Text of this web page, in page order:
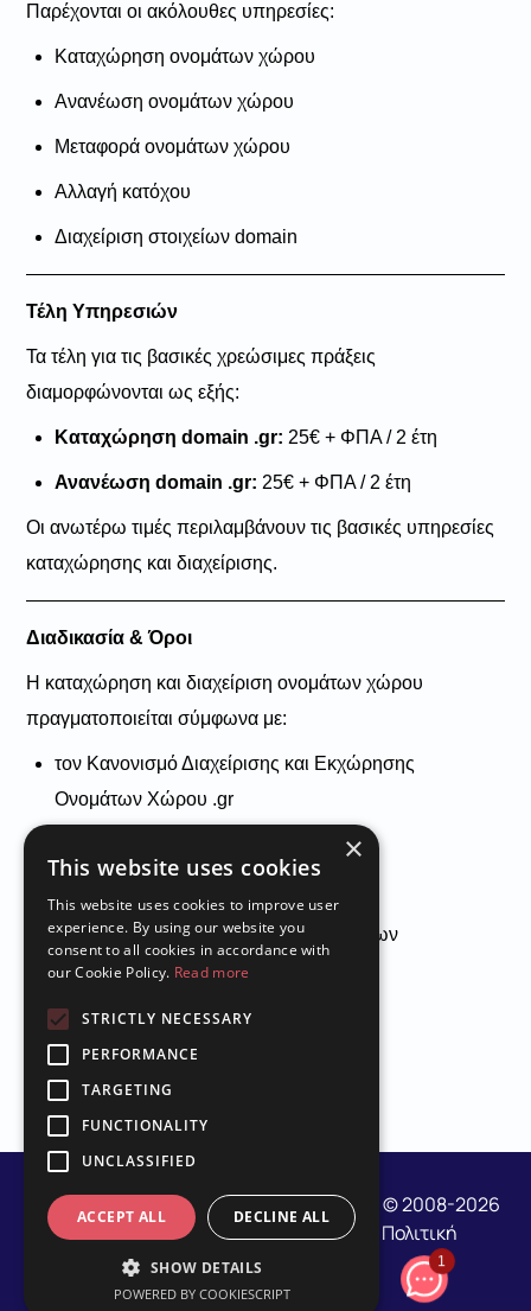
Παρέχονται οι ακόλουθες υπηρεσίες:
Καταχώρηση ονομάτων χώρου
Ανανέωση ονομάτων χώρου
Μεταφορά ονομάτων χώρου
Αλλαγή κατόχου
Διαχείριση στοιχείων domain
Τέλη Υπηρεσιών
Τα τέλη για τις βασικές χρεώσιμες πράξεις
διαμορφώνονται ως εξής:
Καταχώρηση domain .gr: 25€ + ΦΠΑ / 2 έτη
Ανανέωση domain .gr: 25€ + ΦΠΑ / 2 έτη
Οι ανωτέρω τιμές περιλαμβάνουν τις βασικές υπηρεσίες
καταχώρησης και διαχείρισης.
Διαδικασία & Όροι
Η καταχώρηση και διαχείριση ονομάτων χώρου
πραγματοποιείται σύμφωνα με:
τον Κανονισμό Διαχείρισης και Εκχώρησης
Ονομάτων Χώρου .gr
Διαδικασία Ταυτοποίησης Καταχωρούμενων
G.E.MI.: 77671127000 | Netmechanics.gr | © 2008-2026
All Rights Reserved|Όροι Χρήσης
Πολιτική
Απορρήτου
1
×
This website uses cookies
This website uses cookies to improve user
experience. By using our website you
consent to all cookies in accordance with
our Cookie Policy. Read more
STRICTLY NECESSARY
PERFORMANCE
TARGETING
FUNCTIONALITY
UNCLASSIFIED
ACCEPT ALL DECLINE ALL
SHOW DETAILS
POWERED BY COOKIESCRIPT